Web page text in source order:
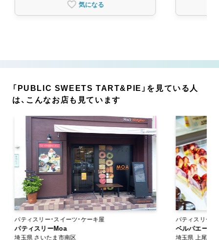
気になる
「PUBLIC SWEETS TART&PIE」を見ている人
は、こんなお店も見ています
パティスリー・スイーツ・ケーキ屋
パティスリーMoa
埼玉県 さいたま市南区
パティスリー・スイー
ン
ベルパエーゼ
埼玉県 上尾市